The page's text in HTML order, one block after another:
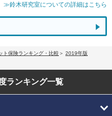
≫鈴木研究室についての詳細はこちら
ト保険ランキング・比較
2019年版
ランキング一覧